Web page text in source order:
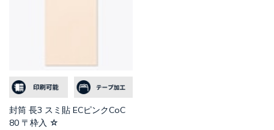
封筒 長3 スミ貼 ECピンクCoC
80 〒枠入 ☆